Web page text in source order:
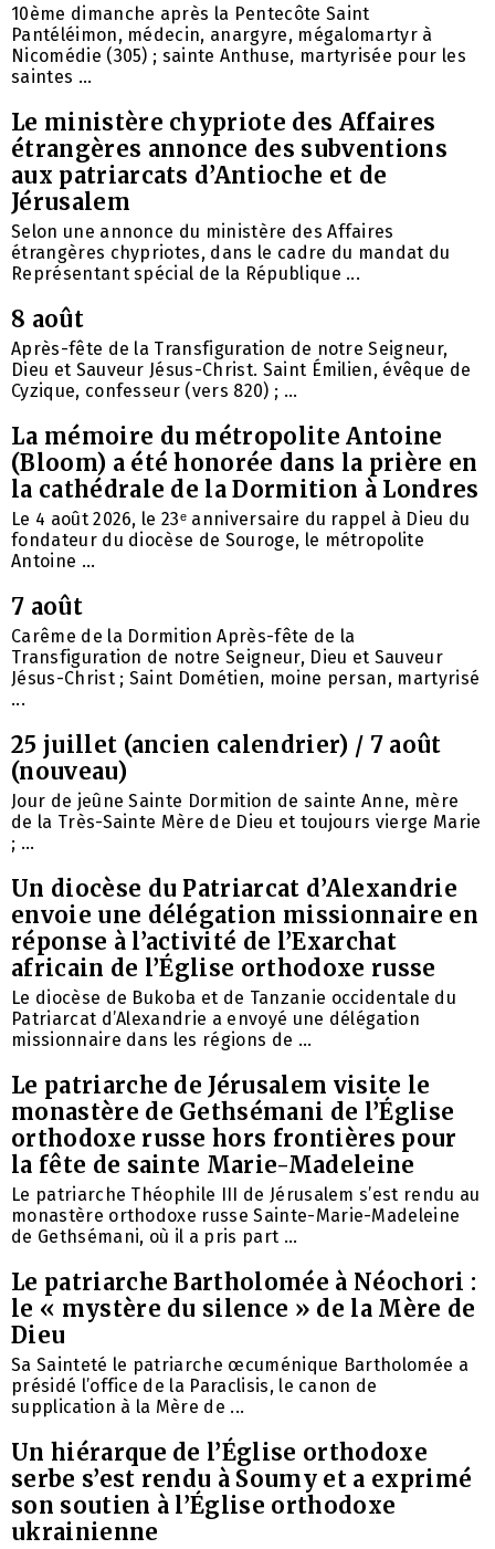
10ème dimanche après la Pentecôte Saint
Pantéléimon, médecin, anargyre, mégalomartyr à
Nicomédie (305) ; sainte Anthuse, martyrisée pour les
saintes ...
Le ministère chypriote des Affaires
étrangères annonce des subventions
aux patriarcats d’Antioche et de
Jérusalem
Selon une annonce du ministère des Affaires
étrangères chypriotes, dans le cadre du mandat du
Représentant spécial de la République ...
8 août
Après-fête de la Transfiguration de notre Seigneur,
Dieu et Sauveur Jésus-Christ. Saint Émilien, évêque de
Cyzique, confesseur (vers 820) ; ...
La mémoire du métropolite Antoine
(Bloom) a été honorée dans la prière en
la cathédrale de la Dormition à Londres
Le 4 août 2026, le 23ᵉ anniversaire du rappel à Dieu du
fondateur du diocèse de Souroge, le métropolite
Antoine ...
7 août
Carême de la Dormition Après-fête de la
Transfiguration de notre Seigneur, Dieu et Sauveur
Jésus-Christ ; Saint Dométien, moine persan, martyrisé
...
25 juillet (ancien calendrier) / 7 août
(nouveau)
Jour de jeûne Sainte Dormition de sainte Anne, mère
de la Très-Sainte Mère de Dieu et toujours vierge Marie
; ...
Un diocèse du Patriarcat d’Alexandrie
envoie une délégation missionnaire en
réponse à l’activité de l’Exarchat
africain de l’Église orthodoxe russe
Le diocèse de Bukoba et de Tanzanie occidentale du
Patriarcat d’Alexandrie a envoyé une délégation
missionnaire dans les régions de ...
Le patriarche de Jérusalem visite le
monastère de Gethsémani de l’Église
orthodoxe russe hors frontières pour
la fête de sainte Marie-Madeleine
Le patriarche Théophile III de Jérusalem s’est rendu au
monastère orthodoxe russe Sainte-Marie-Madeleine
de Gethsémani, où il a pris part ...
Le patriarche Bartholomée à Néochori :
le « mystère du silence » de la Mère de
Dieu
Sa Sainteté le patriarche œcuménique Bartholomée a
présidé l’office de la Paraclisis, le canon de
supplication à la Mère de ...
Un hiérarque de l’Église orthodoxe
serbe s’est rendu à Soumy et a exprimé
son soutien à l’Église orthodoxe
ukrainienne